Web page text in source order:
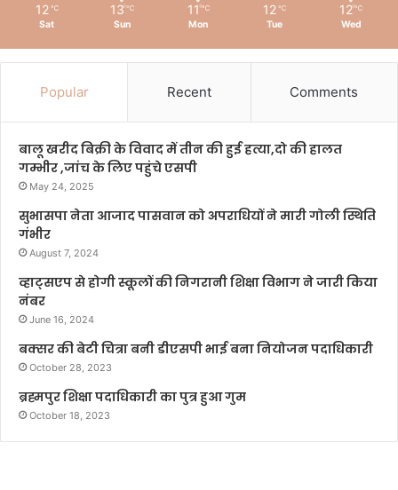
12 ℃
Sat
13 ℃
Sun
11 ℃
Mon
12 ℃
Tue
12 ℃
Wed
Popular Recent Comments
बालू खरीद बिक्री के विवाद में तीन की हुई हत्या,दो की हालत
गम्भीर ,जांच के लिए पहुंचे एसपी
May 24, 2025
सुभासपा नेता आजाद पासवान को अपराधियों ने मारी गोली स्थिति
गंभीर
August 7, 2024
व्हाट्सएप से होगी स्कूलों की निगरानी शिक्षा विभाग ने जारी किया
नंबर
June 16, 2024
बक्सर की बेटी चित्रा बनी डीएसपी भाई बना नियोजन पदाधिकारी
October 28, 2023
ब्रह्मपुर शिक्षा पदाधिकारी का पुत्र हुआ गुम
October 18, 2023